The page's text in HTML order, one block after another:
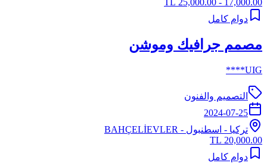
17,000.00 - 25,000.00 TL
دوام كامل
مصمم جرافيك وموشن
UIG****
التصميم والفنون
2024-07-25
تركيا - اسطنبول - BAHÇELİEVLER
20,000.00 TL
دوام كامل